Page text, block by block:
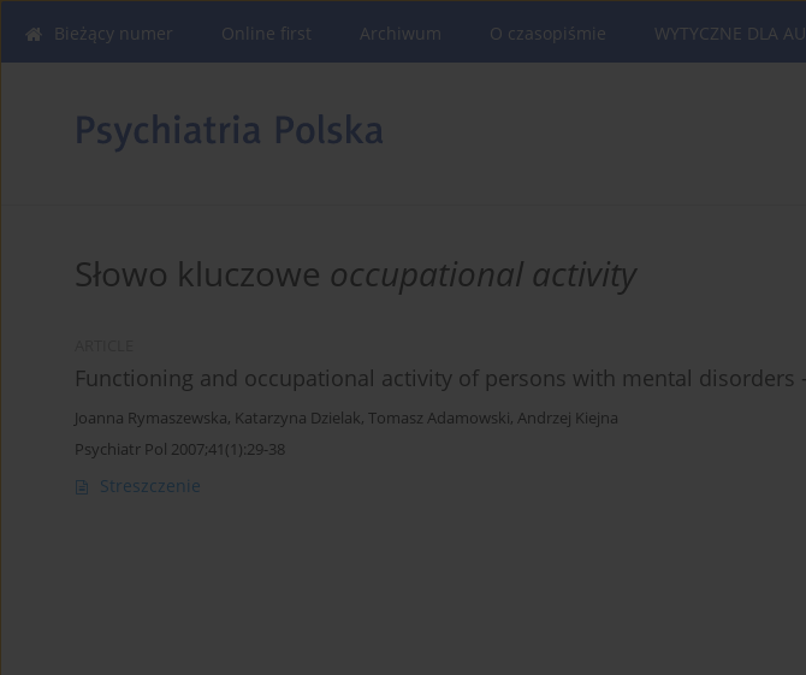
Bieżący numer Online first Archiwum O czasopiśmie WYTYCZNE DLA
Słowo kluczowe occupational activity
Functioning and occupational activity of persons with mental disorders
Joanna Rymaszewska, Katarzyna Dzielak, Tomasz Adamowski, Andrzej Kiejna
Psychiatr Pol 2007;41(1):29-38
Streszczenie